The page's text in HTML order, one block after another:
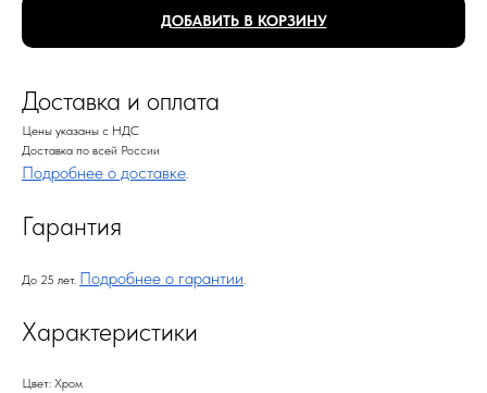
ДОБАВИТЬ В КОРЗИНУ
Доставка и оплата
Цены указаны с НДС
Доставка по всей России
Подробнее о доставке.
Гарантия
До 25 лет. Подробнее о гарантии.
Характеристики
Цвет: Хром